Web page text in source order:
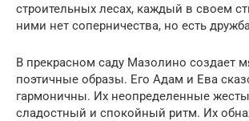
строительных лесах, каждый в своем
ними нет соперничества, но есть
В прекрасном саду Мазолино создает
поэтичные образы. Его Адам и Ева
гармоничны. Их неопределенные
сладостный и спокойный ритм. Их